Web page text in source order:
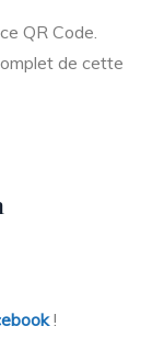
QR Code.
de cette
!